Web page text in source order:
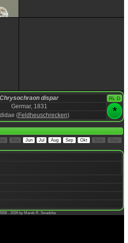
Chrysochraon dispar
RL D
Germar, 1831 *
(Feldheuschrecken)
Jun Jul Aug Sep Okt Dez
- 2026 by Marek R. Swadzba